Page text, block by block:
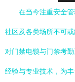
在当今注重安全
社区及各类场所不可
对门禁电锁与门禁考
经验与专业技术，为